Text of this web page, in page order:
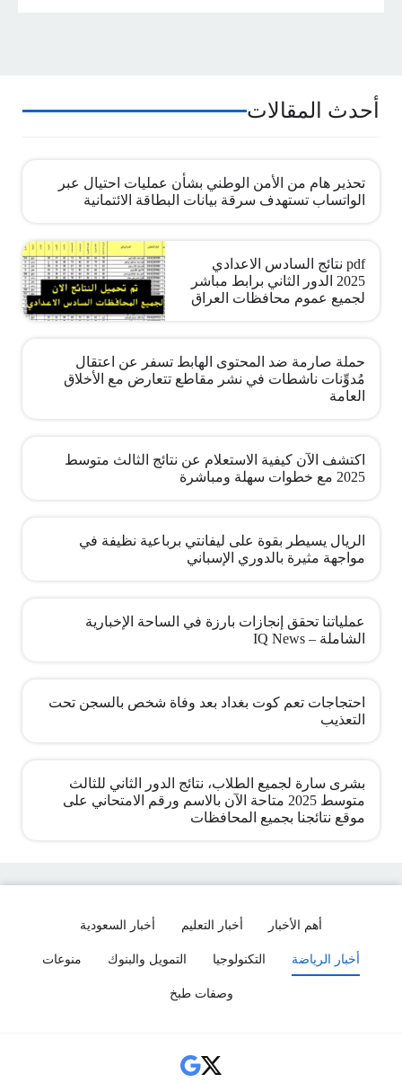
أحدث المقالات
تحذير هام من الأمن الوطني بشأن عمليات احتيال عبر
الواتساب تستهدف سرقة بيانات البطاقة الائتمانية
pdf نتائج السادس الاعدادي
2025 الدور الثاني برابط مباشر
لجميع عموم محافظات العراق
حملة صارمة ضد المحتوى الهابط تسفر عن اعتقال
مُدوِّنات ناشطات في نشر مقاطع تتعارض مع الأخلاق
العامة
اكتشف الآن كيفية الاستعلام عن نتائج الثالث متوسط
2025 مع خطوات سهلة ومباشرة
الريال يسيطر بقوة على ليفانتي برباعية نظيفة في
مواجهة مثيرة بالدوري الإسباني
عملياتنا تحقق إنجازات بارزة في الساحة الإخبارية
الشاملة – IQ News
احتجاجات تعم كوت بغداد بعد وفاة شخص بالسجن تحت
التعذيب
بشرى سارة لجميع الطلاب، نتائج الدور الثاني للثالث
متوسط 2025 متاحة الآن بالاسم ورقم الامتحاني على
موقع نتائجنا بجميع المحافظات
أهم الأخبار أخبار التعليم أخبار السعودية
أخبار الرياضة التكنولوجيا التمويل والبنوك منوعات
وصفات طبخ
Social Links